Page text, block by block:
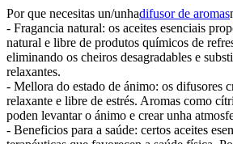
Por que necesitas un/unhadifusor de aromas
- Fragancia natural: os aceites esenciais
natural e libre de produtos químicos de
eliminando os cheiros desagradables e
relaxantes.
- Mellora do estado de ánimo: os difusores
relaxante e libre de estrés. Aromas como
poden levantar o ánimo e crear unha
- Beneficios para a saúde: certos aceites